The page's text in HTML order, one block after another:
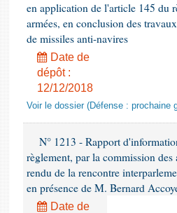
en application de l'article 145 du
armées, en conclusion des
de missiles anti-navires
Date de
dépôt :
12/12/2018
Voir le dossier (Défense : prochaine
N° 1213 - Rapport
règlement, par la commission
rendu de la rencontre
en présence de M. Bernard
Date de